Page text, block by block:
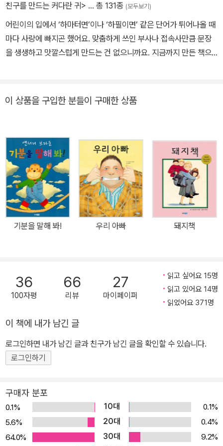
친구를 만드는 커다란 귀> … 총 131종 (모두보기)
어린이의 입에서 ‘하마터면’이나 ‘하필이면’ 같은 단어가 튀어나올 때
마다 사랑에 빠지곤 했어요. 맞춤하게 쓰인 부사나 접속사만큼 문장
을 생생하고 맛깔스럽게 만드는 건 없으니까요. 지금까지 만든 책으
야기》 《친구를 만드는 커다란 귀》가 있고, 《돼지책》 《우리 엄마》 《코
이 상품을 구입한 분들이 구매한 상품
기분을 말해 봐! 우리 아빠 돼지책
36
100자평
66
리뷰
27
마이페이퍼
읽고 싶어요 15명
읽고 있어요 14명
읽었어요 371명
이 책에 내가 남긴 글
로그인하면 내가 남긴 글과 친구가 남긴 글을 확인할 수 있습니다.
로그인하기
구매자 분포
0.1% 10대
0.1%
5.6%
20대
0.4%
64.0%
30대
9.2%